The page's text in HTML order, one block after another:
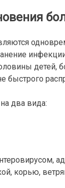
детей,
два вида:
корью,